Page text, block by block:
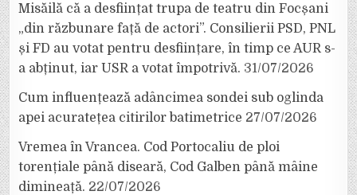
Misăilă că a desființat trupa de teatru din Focșani
„din răzbunare față de actori”. Consilierii PSD, PNL
și FD au votat pentru desființare, în timp ce AUR s-
a abținut, iar USR a votat împotrivă. 31/07/2026
Cum influențează adâncimea sondei sub oglinda
apei acuratețea citirilor batimetrice 27/07/2026
Vremea în Vrancea. Cod Portocaliu de ploi
torențiale până diseară, Cod Galben până mâine
dimineață. 22/07/2026